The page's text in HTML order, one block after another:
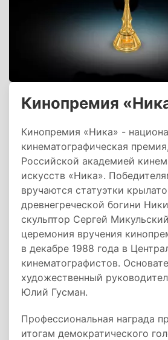
Кинопремия
Кинопремия «Ника» -
кинематографическая
Российской академией
искусств «Ника».
вручаются статуэтки
древнегреческой богини
скульптор Сергей
церемония вручения
в декабре 1988 года в
кинематографистов.
художественный
Юлий Гусман.
Профессиональная награда
итогам демократического